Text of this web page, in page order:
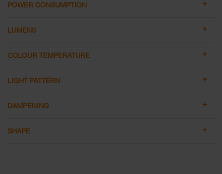
POWER CONSUMPTION
LUMENS
COLOUR TEMPERATURE
LIGHT PATTERN
DAMPENING
SHAPE